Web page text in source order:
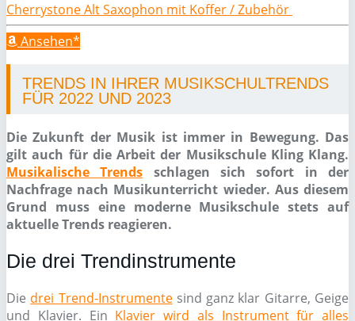
Cherrystone Alt Saxophon mit Koffer / Zubehör
Ansehen*
TRENDS IN IHRER MUSIKSCHULTRENDS
FÜR 2022 UND 2023
Die Zukunft der Musik ist immer in Bewegung. Das
gilt auch für die Arbeit der Musikschule Kling Klang.
Musikalische Trends schlagen sich sofort in der
Nachfrage nach Musikunterricht wieder. Aus diesem
Grund muss eine moderne Musikschule stets auf
aktuelle Trends reagieren.
Die drei Trendinstrumente
Die drei Trend-Instrumentesind ganz klar Gitarre, Geige
und Klavier. Ein Klavier wird als Instrument für alles